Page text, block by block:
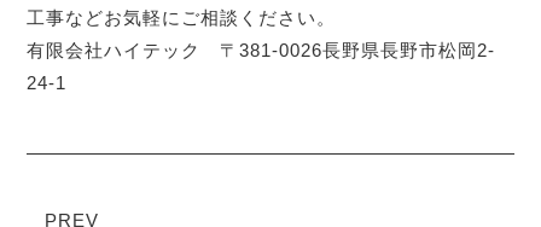
工事などお気軽にご相談ください。
有限会社ハイテック 〒381-0026長野県長野市松岡2-
24-1
PREV